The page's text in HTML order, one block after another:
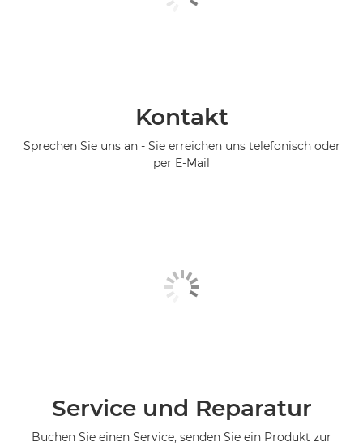
Kontakt
Sprechen Sie uns an - Sie erreichen uns telefonisch oder
per E-Mail
Service und Reparatur
Buchen Sie einen Service, senden Sie ein Produkt zur